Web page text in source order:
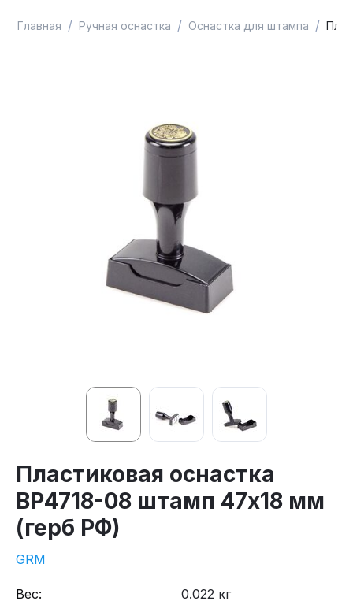
Главная / Ручная оснастка / Оснастка для штампа /
Пластиковая оснастка
ВР4718-08 штамп 47х18 мм
(герб РФ)
GRM
Вес: 0.022 кг